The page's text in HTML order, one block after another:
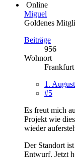
Online
Miguel
Goldenes
Beiträge
956
Wohnort
1.
#5
Es freut mich
Projekt wie
wieder
Der Standort
Entwurf. Jetzt